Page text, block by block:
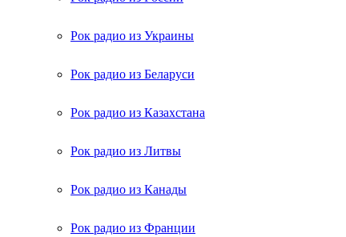
Рок радио из Украины
Рок радио из Беларуси
Рок радио из Казахстана
Рок радио из Литвы
Рок радио из Канады
Рок радио из Франции